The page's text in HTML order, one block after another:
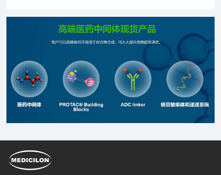
强对流感、HIV等病毒的保护性反应，最终也可以用于开发新